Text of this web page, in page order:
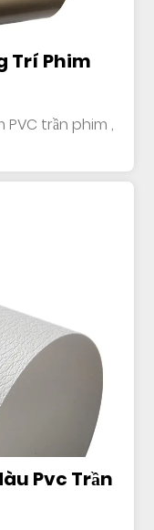
Trí Phim
trần phim ,
Pvc Trần